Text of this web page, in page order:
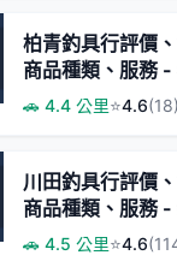
柏青釣具行評價
商品種類、服務
豐富
🚗 4.4 公里⭐4.6(18)
川田釣具行評價
商品種類、服務
在地釣具店
🚗 4.5 公里⭐4.6